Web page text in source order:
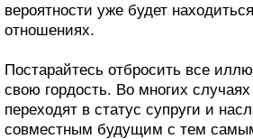
вероятности уже будет
отношениях.
Постарайтесь отбросить все
свою гордость. Во многих
переходят в статус супруги и
совместным будущим с тем